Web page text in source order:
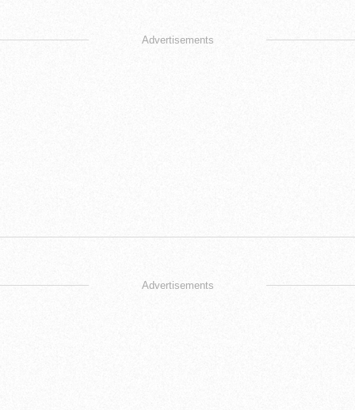
Advertisements
Advertisements